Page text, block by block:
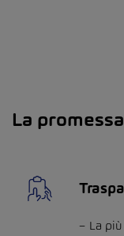
La
La